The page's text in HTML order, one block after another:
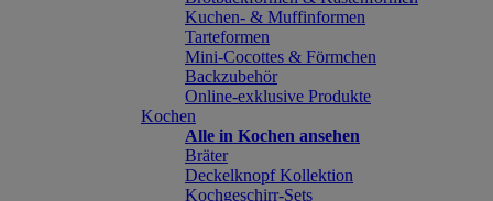
Kuchen- & Muffinformen
Tarteformen
Mini-Cocottes & Förmchen
Backzubehör
Online-exklusive Produkte
Kochen
Alle in Kochen ansehen
Bräter
Deckelknopf Kollektion
Kochgeschirr-Sets